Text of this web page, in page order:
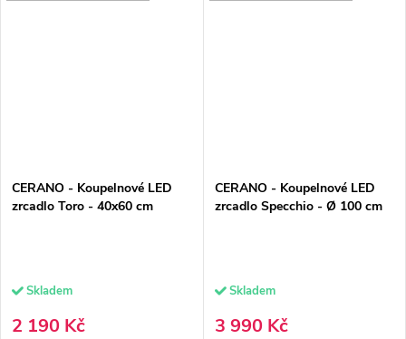
CERANO - Koupelnové LED
zrcadlo Toro - 40x60 cm
Skladem
2 190 Kč
CERANO - Koupelnové LED
zrcadlo Specchio - Ø 100 cm
Skladem
3 990 Kč